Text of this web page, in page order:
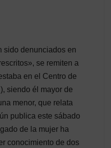
sido denunciados en
se remiten a
en el Centro de
siendo él mayor de
menor, que relata
publica este sábado
de la mujer ha
conocimiento de dos